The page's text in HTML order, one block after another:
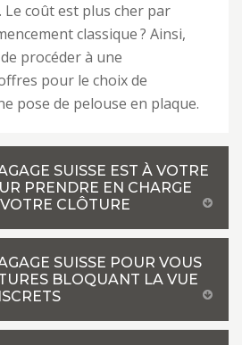
Le coût est plus cher par
classique ? Ainsi,
procéder à une
pour le choix de
pose de pelouse en plaque.
SUISSE EST À VOTRE
PRENDRE EN CHARGE
CLÔTURE
SUISSE POUR VOUS
BLOQUANT LA VUE